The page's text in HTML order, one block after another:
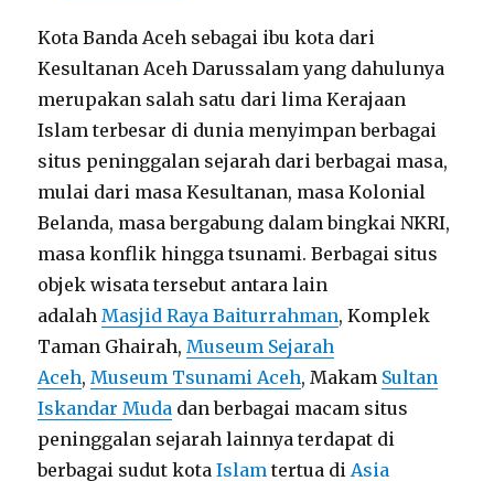
Kota Banda Aceh sebagai ibu kota dari
Kesultanan Aceh Darussalam yang dahulunya
merupakan salah satu dari lima Kerajaan
Islam terbesar di dunia menyimpan berbagai
situs peninggalan sejarah dari berbagai masa,
mulai dari masa Kesultanan, masa Kolonial
Belanda, masa bergabung dalam bingkai NKRI,
masa konflik hingga tsunami. Berbagai situs
objek wisata tersebut antara lain
adalahMasjid Raya Baiturrahman, Komplek
Taman Ghairah,Museum Sejarah
Aceh,Museum Tsunami Aceh, Makam Sultan
Iskandar Muda dan berbagai macam situs
peninggalan sejarah lainnya terdapat di
berbagai sudut kotaIslam tertua diAsia